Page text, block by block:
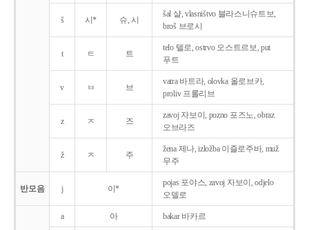
š 시* 슈, 시
šal 샬, vlasništvo 블라스니슈트보,
broš 브로시
t ㅌ 트
telo 텔로, ostrvo 오스트르보, put
푸트
v ㅂ 브
vatra 바트라, olovka 올로브카,
proliv 프롤리브
z ㅈ 즈
zavoj 자보이, pozno 포즈노, obraz
오브라즈
ž ㅈ 주
žena 제나, izložba 이즐로주바, muž
무주
반모음 j 이*
pojas 포야스, zavoj 자보이, odjelo
오델로
a 아 bakar 바카르